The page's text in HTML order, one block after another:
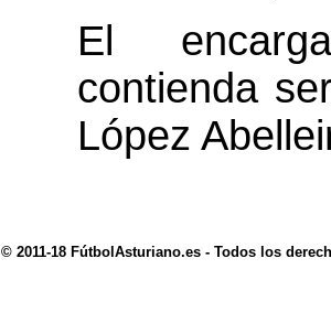
El
contienda
López
© 2011-18 FútbolAsturiano.es - Todos los